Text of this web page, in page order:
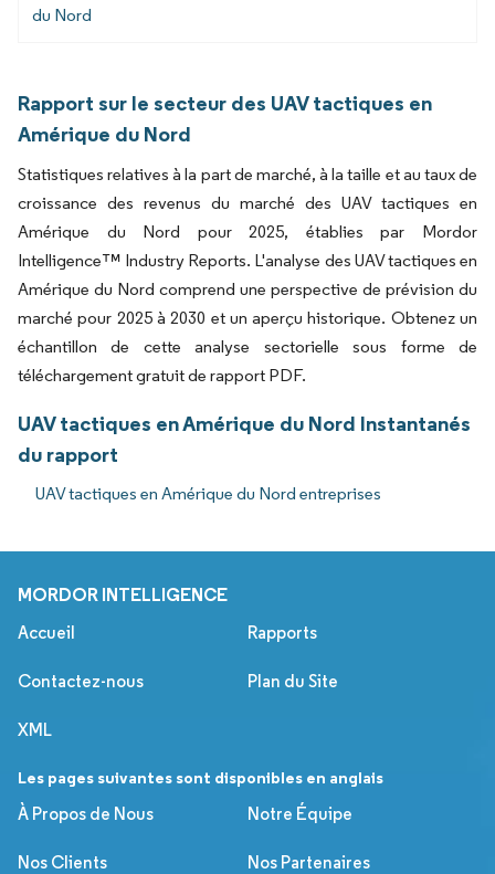
du Nord
Rapport sur le secteur des UAV tactiques en
Amérique du Nord
Statistiques relatives à la part de marché, à la taille et au taux de
croissance des revenus du marché des UAV tactiques en
Amérique du Nord pour 2025, établies par Mordor
Intelligence™ Industry Reports. L'analyse des UAV tactiques en
Amérique du Nord comprend une perspective de prévision du
marché pour 2025 à 2030 et un aperçu historique. Obtenez un
échantillon de cette analyse sectorielle sous forme de
téléchargement gratuit de rapport PDF.
UAV tactiques en Amérique du Nord Instantanés
du rapport
UAV tactiques en Amérique du Nord entreprises
MORDOR INTELLIGENCE
Accueil Rapports
Contactez-nous Plan du Site
XML
Les pages suivantes sont disponibles en anglais
À Propos de Nous
Notre Équipe
Nos Clients Nos Partenaires